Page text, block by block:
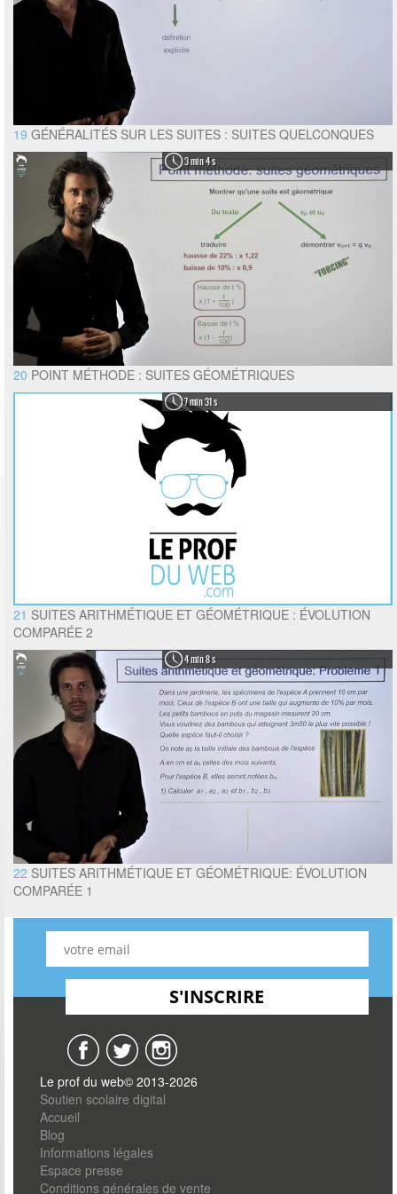
19 GÉNÉRALITÉS SUR LES SUITES : SUITES QUELCONQUES
3 min 4 s
20 POINT MÉTHODE : SUITES GÉOMÉTRIQUES
7 min 31 s
21 SUITES ARITHMÉTIQUE ET GÉOMÉTRIQUE : ÉVOLUTION
COMPARÉE 2
4 min 8 s
22 SUITES ARITHMÉTIQUE ET GÉOMÉTRIQUE: ÉVOLUTION
COMPARÉE 1
Le prof du web© 2013-2026
Soutien scolaire digital
Accueil
Blog
Informations légales
Espace presse
Conditions générales de vente